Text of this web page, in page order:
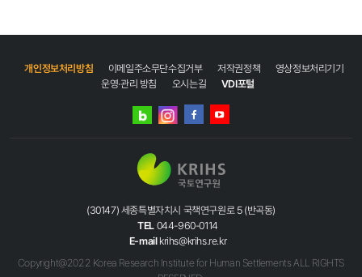
개인정보처리방침 이메일주소무단수집거부 저작권정책
영상정보처리기기
운영·관리 방침
오시는길 VDI포털
네이버
인스타그램
(30147) 세종특별자치시 국책연구원로 5 (반곡동)
TEL 044-960-0114
E-mail krihs@krihs.re.kr
Copyright@2022 Korea Research Institute for Human Settlements ALL RIGHTS